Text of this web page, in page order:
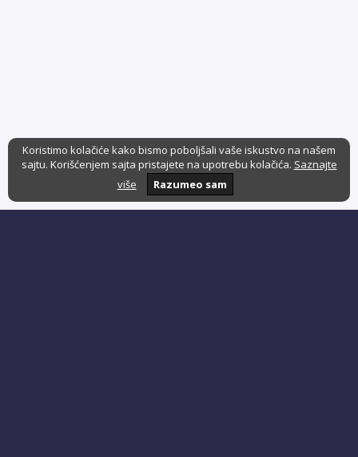
Koristimo kolačiće kako bismo poboljšali vaše iskustvo na našem
sajtu. Korišćenjem sajta pristajete na upotrebu kolačića. Saznajte
više
Razumeo sam